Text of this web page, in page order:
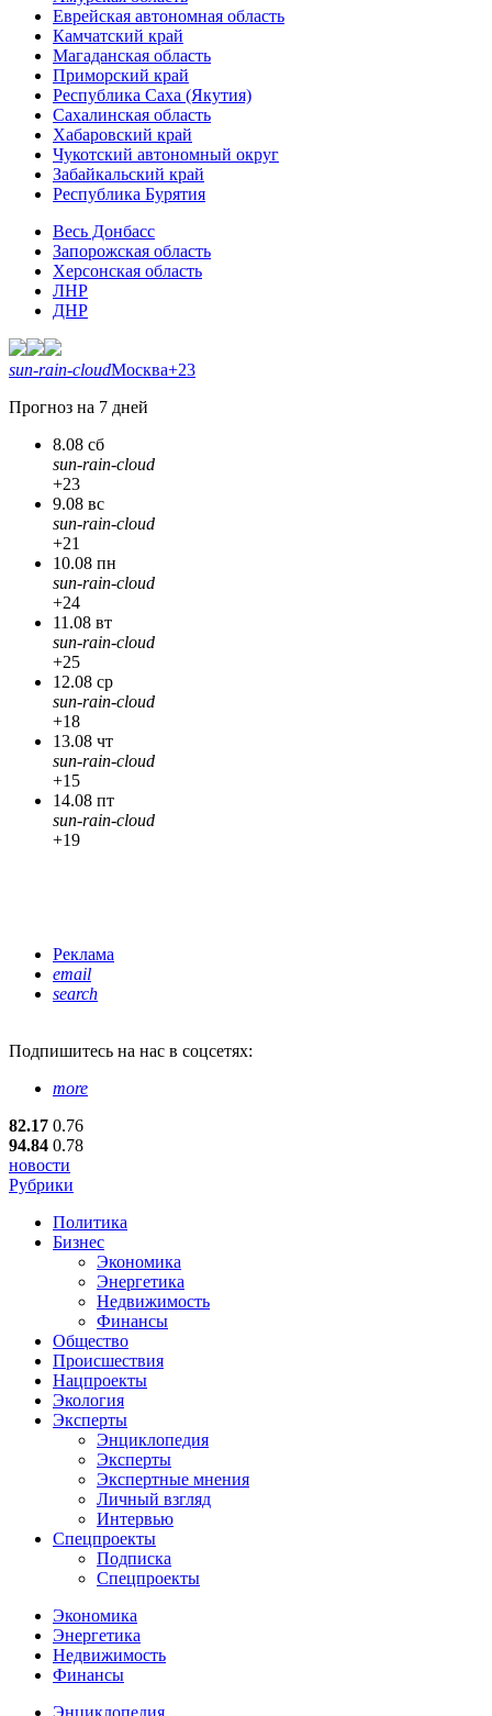
Еврейская автономная область
Камчатский край
Магаданская область
Приморский край
Республика Саха (Якутия)
Сахалинская область
Хабаровский край
Чукотский автономный округ
Забайкальский край
Республика Бурятия
Весь Донбасс
Запорожская область
Херсонская область
ЛНР
ДНР
sun-rain-cloudМосква+23
Прогноз на 7 дней
8.08 сб
sun-rain-cloud
+23
9.08 вс
sun-rain-cloud
+21
10.08 пн
sun-rain-cloud
+24
11.08 вт
sun-rain-cloud
+25
12.08 ср
sun-rain-cloud
+18
13.08 чт
sun-rain-cloud
+15
14.08 пт
sun-rain-cloud
+19
Реклама
email
search
Подпишитесь на нас в соцсетях:
more
82.17 0.76
94.84 0.78
новости
Рубрики
Политика
Бизнес
Экономика
Энергетика
Недвижимость
Финансы
Общество
Происшествия
Нацпроекты
Экология
Эксперты
Энциклопедия
Эксперты
Экспертные мнения
Личный взгляд
Интервью
Спецпроекты
Подписка
Спецпроекты
Экономика
Энергетика
Недвижимость
Финансы
Энциклопедия